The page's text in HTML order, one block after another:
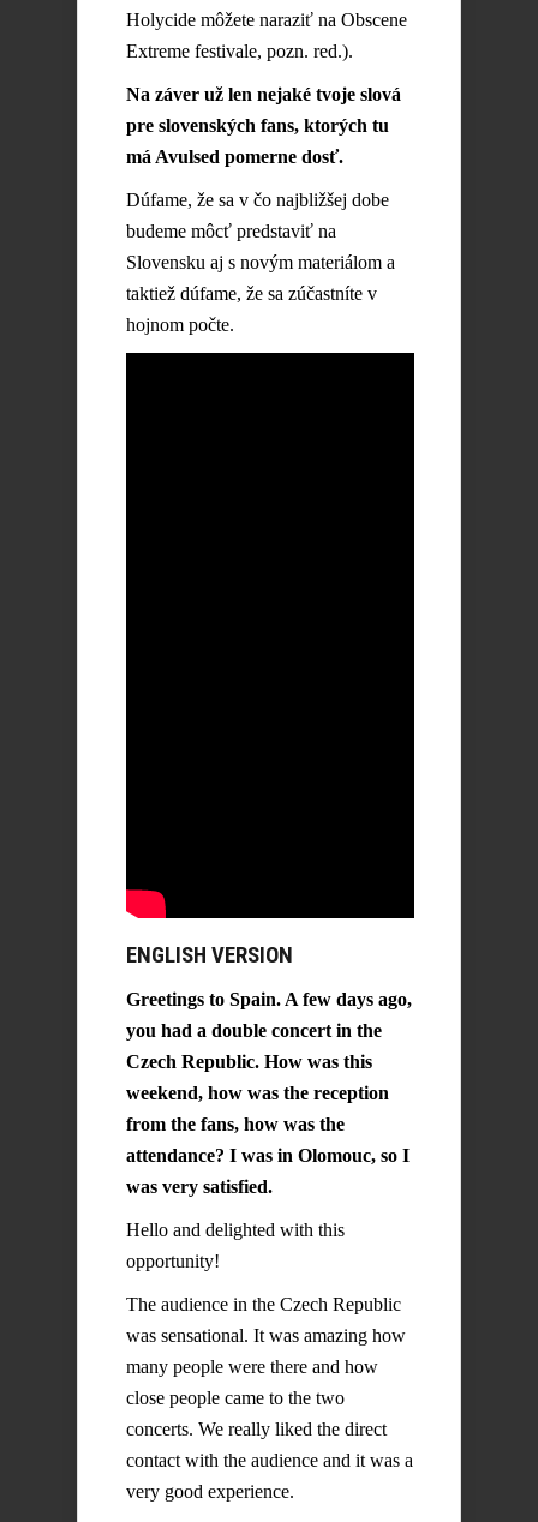
Holycide môžete naraziť na Obscene
Extreme festivale, pozn. red.).
Na záver už len nejaké tvoje slová
pre slovenských fans, ktorých tu
má Avulsed pomerne dosť.
Dúfame, že sa v čo najbližšej dobe
budeme môcť predstaviť na
Slovensku aj s novým materiálom a
taktiež dúfame, že sa zúčastníte v
hojnom počte.
ENGLISH VERSION
Greetings to Spain. A few days ago,
you had a double concert in the
Czech Republic. How was this
weekend, how was the reception
from the fans, how was the
attendance? I was in Olomouc, so I
was very satisfied.
Hello and delighted with this
opportunity!
The audience in the Czech Republic
was sensational. It was amazing how
many people were there and how
close people came to the two
concerts. We really liked the direct
contact with the audience and it was a
very good experience.